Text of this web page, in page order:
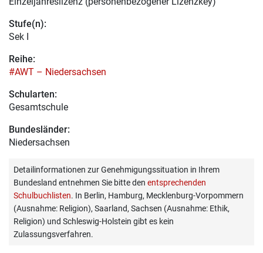
Stufe(n):
Sek I
Reihe:
#AWT – Niedersachsen
Schularten:
Gesamtschule
Bundesländer:
Niedersachsen
Detailinformationen zur Genehmigungssituation in Ihrem
Bundesland entnehmen Sie bitte den entsprechenden
Schulbuchlisten. In Berlin, Hamburg, Mecklenburg-Vorpommern
(Ausnahme: Religion), Saarland, Sachsen (Ausnahme: Ethik,
Religion) und Schleswig-Holstein gibt es kein
Zulassungsverfahren.